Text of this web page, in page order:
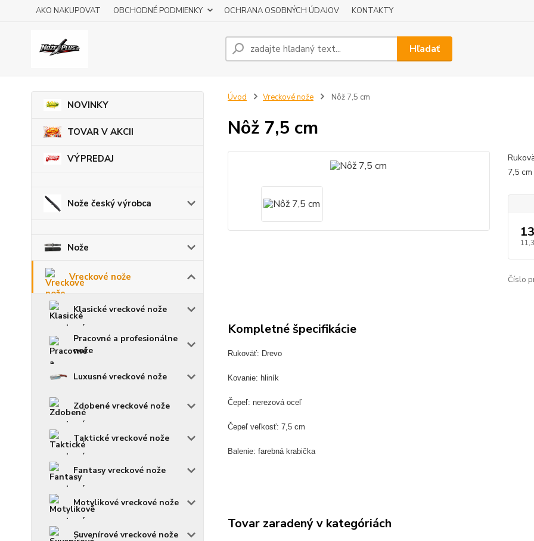
AKO NAKUPOVAT OBCHODNÉ PODMIENKY OCHRANA OSOBNÝCH ÚDAJOV KONTAKTY
Hľadať
NOVINKY
TOVAR V AKCII
VÝPREDAJ
Nože český výrobca
Nože
Vreckové nože
Klasické vreckové nože
Pracovné a profesionálne
nože
Luxusné vreckové nože
Zdobené vreckové nože
Taktické vreckové nože
Fantasy vreckové nože
Motylikové vreckové nože
Suvenírové vreckové nože
Úvod Vreckové nože Nôž 7,5 cm
Nôž 7,5 cm
7,5
Číslo
Kompletné špecifikácie
Rukoväť: Drevo
Kovanie: hliník
Čepeľ: nerezová oceľ
Čepeľ veľkosť: 7,5 cm
Balenie: farebná krabička
Tovar zaradený v kategóriách